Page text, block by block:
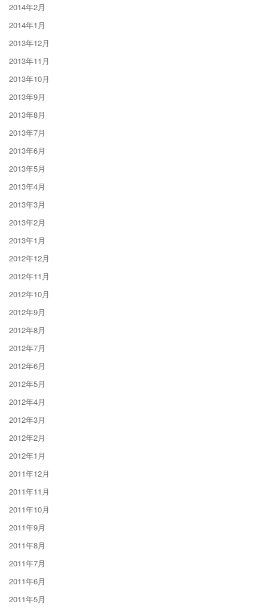
2014年2月
2014年1月
2013年12月
2013年11月
2013年10月
2013年9月
2013年8月
2013年7月
2013年6月
2013年5月
2013年4月
2013年3月
2013年2月
2013年1月
2012年12月
2012年11月
2012年10月
2012年9月
2012年8月
2012年7月
2012年6月
2012年5月
2012年4月
2012年3月
2012年2月
2012年1月
2011年12月
2011年11月
2011年10月
2011年9月
2011年8月
2011年7月
2011年6月
2011年5月